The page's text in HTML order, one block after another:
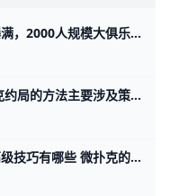
线上德州扑克优质局百桌爆满，2000人规模大俱乐部！ 1. 什么是《微扑克》wepoker俱乐部？ 《微扑克》wepoker俱乐部是一个规模达2000人的线上德州扑克俱乐部，提供优质的游戏体验。 2. WP
微扑克约局的方法？ 微扑克约局的方法主要涉及策略、数据分析和心理战等多个方面。以下是一些关键的技巧和策略，帮助玩家在微扑克中取得更好的成绩。 微扑克的基本原理 微扑
微扑克的俱乐部约局必赚高级技巧有哪些 微扑克的俱乐部约局必赚高级技巧有哪些，玩微扑克俱乐部人一定要知道的高级技巧主要集中在策略、心理战和对手分析等方面。以下是一些有效的高级技巧，